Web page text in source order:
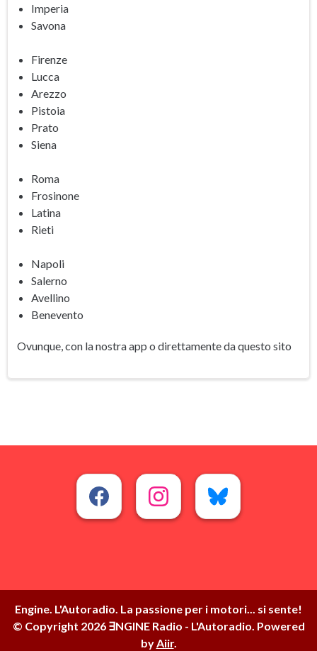
Imperia
Savona
Firenze
Lucca
Arezzo
Pistoia
Prato
Siena
Roma
Frosinone
Latina
Rieti
Napoli
Salerno
Avellino
Benevento
Ovunque, con la nostra app o direttamente da questo sito
Engine. L'Autoradio. La passione per i motori... si sente!
© Copyright 2026 ∃NGINE Radio - L'Autoradio. Powered
byAiir.